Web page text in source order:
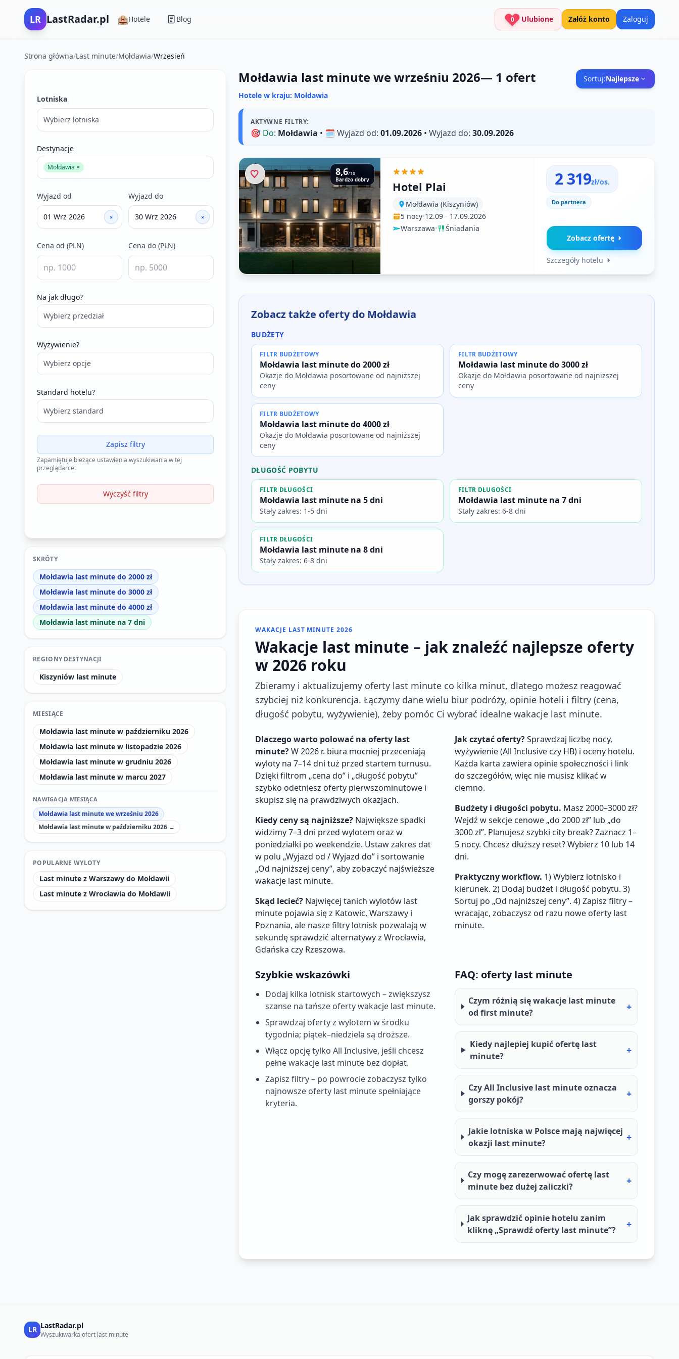
LR LastRadar.pl 🏨Hotele Blog 0 Ulubione Załóż konto Zaloguj
Strona główna/Last minute/Mołdawia/Wrzesień
Lotniska
Wybierz lotniska
Destynacje
Mołdawia ×
Wyjazd od
×
Wyjazd do
×
Cena od (PLN) Cena do (PLN)
Na jak długo?
Wybierz przedział
Wyżywienie?
Wybierz opcje
Standard hotelu?
Wybierz standard
Zapisz filtry
Zapamiętuje bieżące ustawienia wyszukiwania w tej
przeglądarce.
Wyczyść filtry
SKRÓTY
Mołdawia last minute do 2000 zł
Mołdawia last minute do 3000 zł
Mołdawia last minute do 4000 zł
Mołdawia last minute na 7 dni
REGIONY DESTYNACJI
Kiszyniów last minute
MIESIĄCE
Mołdawia last minute w październiku 2026
Mołdawia last minute w listopadzie 2026
Mołdawia last minute w grudniu 2026
Mołdawia last minute w marcu 2027
NAWIGACJA MIESIĄCA
Mołdawia last minute we wrześniu 2026
Mołdawia last minute w październiku 2026 →
POPULARNE WYLOTY
Last minute z Warszawy do Mołdawii
Last minute z Wrocławia do Mołdawii
Mołdawia last minute we wrześniu 2026— 1 ofert Sortuj:Najlepsze
Hotele w kraju: Mołdawia
AKTYWNE FILTRY:
🎯 Do: Mołdawia • 🗓️ Wyjazd od: 01.09.2026 • Wyjazd do: 30.09.2026
8,6/10
Bardzo dobry Hotel Plai
Mołdawia (Kiszyniów)
5 nocy•12.09 - 17.09.2026
Warszawa• Śniadania
2 319zł/os.
Do partnera
Zobacz ofertę
Szczegóły hotelu
Zobacz także oferty do Mołdawia
BUDŻETY
FILTR BUDŻETOWY
Mołdawia last minute do 2000 zł
Okazje do Mołdawia posortowane od najniższej
ceny
FILTR BUDŻETOWY
Mołdawia last minute do 3000 zł
Okazje do Mołdawia posortowane od najniższej
ceny
FILTR BUDŻETOWY
Mołdawia last minute do 4000 zł
Okazje do Mołdawia posortowane od najniższej
ceny
DŁUGOŚĆ POBYTU
FILTR DŁUGOŚCI
Mołdawia last minute na 5 dni
Stały zakres: 1-5 dni
FILTR DŁUGOŚCI
Mołdawia last minute na 7 dni
Stały zakres: 6-8 dni
FILTR DŁUGOŚCI
Mołdawia last minute na 8 dni
Stały zakres: 6-8 dni
WAKACJE LAST MINUTE 2026
Wakacje last minute – jak znaleźć najlepsze oferty
w 2026 roku
Zbieramy i aktualizujemy oferty last minute co kilka minut, dlatego możesz reagować
szybciej niż konkurencja. Łączymy dane wielu biur podróży, opinie hoteli i filtry (cena,
długość pobytu, wyżywienie), żeby pomóc Ci wybrać idealne wakacje last minute.
Dlaczego warto polować na oferty last
minute?W 2026 r. biura mocniej przeceniają
wyloty na 7–14 dni tuż przed startem turnusu.
Dzięki filtrom „cena do” i „długość pobytu”
szybko odetniesz oferty pierwszominutowe i
skupisz się na prawdziwych okazjach.
Kiedy ceny są najniższe? Największe spadki
widzimy 7–3 dni przed wylotem oraz w
poniedziałki po weekendzie. Ustaw zakres dat
w polu „Wyjazd od / Wyjazd do” i sortowanie
„Od najniższej ceny”, aby zobaczyć najświeższe
wakacje last minute.
Skąd lecieć? Najwięcej tanich wylotów last
minute pojawia się z Katowic, Warszawy i
Poznania, ale nasze filtry lotnisk pozwalają w
sekundę sprawdzić alternatywy z Wrocławia,
Gdańska czy Rzeszowa.
Jak czytać oferty?Sprawdzaj liczbę nocy,
wyżywienie (All Inclusive czy HB) i oceny hotelu.
Każda karta zawiera opinie społeczności i link
do szczegółów, więc nie musisz klikać w
ciemno.
Budżety i długości pobytu. Masz 2000–3000 zł?
Wejdź w sekcje cenowe „do 2000 zł” lub „do
3000 zł”. Planujesz szybki city break? Zaznacz 1–
5 nocy. Chcesz dłuższy reset? Wybierz 10 lub 14
dni.
Praktyczny workflow. 1) Wybierz lotnisko i
kierunek. 2) Dodaj budżet i długość pobytu. 3)
Sortuj po „Od najniższej ceny”. 4) Zapisz filtry –
wracając, zobaczysz od razu nowe oferty last
minute.
Szybkie wskazówki
Dodaj kilka lotnisk startowych – zwiększysz
szanse na tańsze oferty wakacje last minute.
Sprawdzaj oferty z wylotem w środku
tygodnia; piątek–niedziela są droższe.
Włącz opcję tylko All Inclusive, jeśli chcesz
pełne wakacje last minute bez dopłat.
Zapisz filtry – po powrocie zobaczysz tylko
najnowsze oferty last minute spełniające
kryteria.
FAQ: oferty last minute
Czym różnią się wakacje last minute
od first minute?
+
Kiedy najlepiej kupić ofertę last
minute?
+
Czy All Inclusive last minute oznacza
gorszy pokój?
+
Jakie lotniska w Polsce mają najwięcej
okazji last minute?
+
Czy mogę zarezerwować ofertę last
minute bez dużej zaliczki?
+
Jak sprawdzić opinie hotelu zanim
kliknę „Sprawdź oferty last minute”?
+
LR LastRadar.pl
Wyszukiwarka ofert last minute